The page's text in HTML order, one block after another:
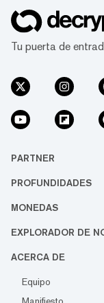
Tu puerta de
PARTNER
PROFUNDIDADES
MONEDAS
EXPLORADOR DE
ACERCA DE
Equipo